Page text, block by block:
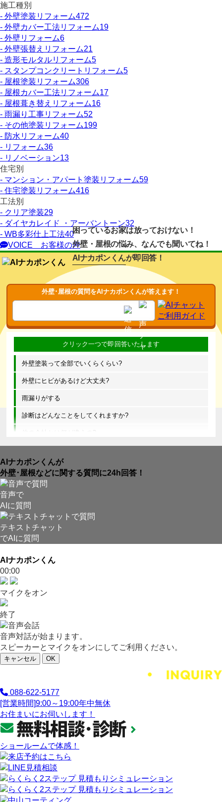
施工種別
- 外壁塗装リフォーム472
- 外壁カバー工法リフォーム19
- 外壁リフォーム6
- 外壁張替えリフォーム21
- 造形モルタルリフォーム5
- スタンプコンクリートリフォーム5
- 屋根塗装リフォーム306
- 屋根カバー工法リフォーム17
- 屋根葺き替えリフォーム16
- 雨漏り工事リフォーム52
- その他塗装リフォーム199
- 防水リフォーム40
- リフォーム36
- リノベーション13
住宅別
- マンション・アパート塗装リフォーム59
- 住宅塗装リフォーム416
工法別
- クリア塗装29
- ダイヤカレイド ・アーバントーン32
- WB多彩仕上工法40
VOICE
お客様の声
困っているお家は放っておけない！
外壁・屋根の悩み、なんでも聞いてね！
AIナカポンくんが即回答！
外壁･屋根の質問をAIナカポンくんが答えます！
外壁塗装って全部でいくらくらい?
外壁にヒビがあるけど大丈夫?
雨漏りがする
診断はどんなことをしてくれますか?
他の会社とは何が違うの?
AIナカポンくんが
外壁･屋根などに関する質問に24h回答！
音声で
AIに質問
テキストチャット
でAIに質問
AIナカポンくん
00:00
マイクをオン
終了
音声対話が始まります。
スピーカーとマイクをオンにしてご利用ください。
キャンセル OK
088-622-5177
[営業時間]9:00～19:00年中無休
お住まいにお伺いします！
ショールームで体感！